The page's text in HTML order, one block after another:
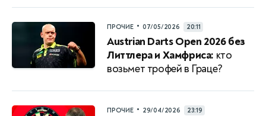
ПРОЧИЕ • 07/05/2026 20:11
Austrian Darts Open 2026 без
Литтлера и Хамфриса: кто
возьмет трофей в Граце?
ПРОЧИЕ • 29/04/2026 23:19